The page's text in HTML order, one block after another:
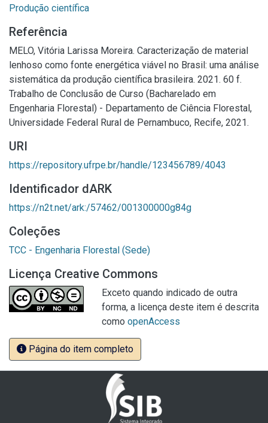
Produção científica
Referência
MELO, Vitória Larissa Moreira. Caracterização de material
lenhoso como fonte energética viável no Brasil: uma análise
sistemática da produção científica brasileira. 2021. 60 f.
Trabalho de Conclusão de Curso (Bacharelado em
Engenharia Florestal) - Departamento de Ciência Florestal,
Universidade Federal Rural de Pernambuco, Recife, 2021.
URI
https://repository.ufrpe.br/handle/123456789/4043
Identificador dARK
https://n2t.net/ark:/57462/001300000g84g
Coleções
TCC - Engenharia Florestal (Sede)
Licença Creative Commons
Exceto quando indicado de outra
forma, a licença deste item é descrita
como openAccess
Página do item completo